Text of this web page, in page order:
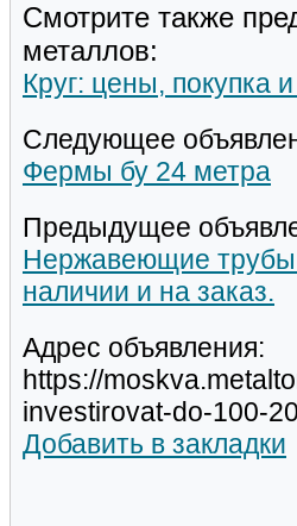
Смотрите также
металлов:
Круг: цены, покупка
Следующее
Фермы бу 24 метра
Предыдущее
Нержавеющие
наличии и на заказ.
Адрес объявления:
https://
investirovat-do-100-
Добавить в закладки